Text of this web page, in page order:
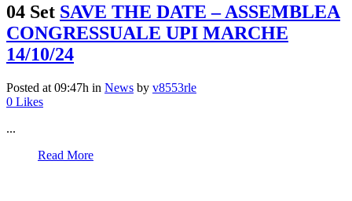
04 Set SAVE THE DATE – ASSEMBLEA
CONGRESSUALE UPI MARCHE
14/10/24
Posted at 09:47h in News by v8553rle
0 Likes
...
Read More